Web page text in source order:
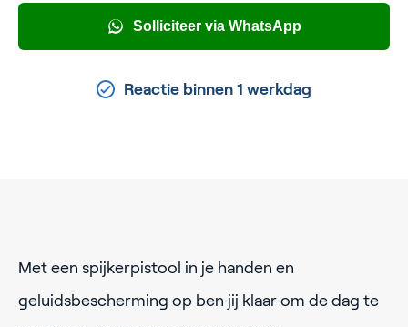
Solliciteer via WhatsApp
Reactie binnen 1 werkdag
Met een spijkerpistool in je handen en
geluidsbescherming op ben jij klaar om de dag te